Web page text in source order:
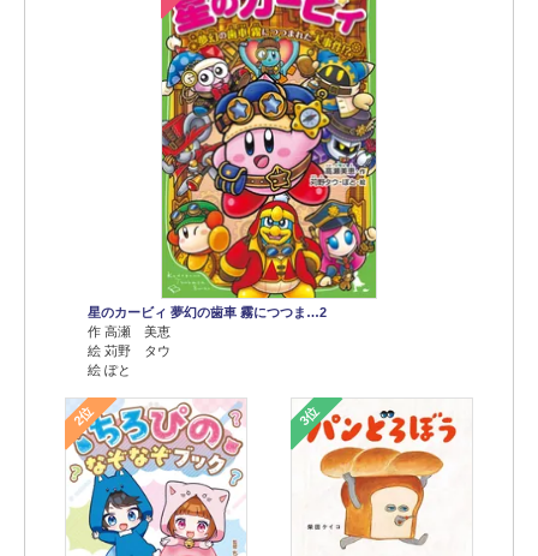
星のカービィ 夢幻の歯車 霧につつま…2
作 高瀬 美恵
絵 苅野 タウ
絵 ぽと
2位 3位